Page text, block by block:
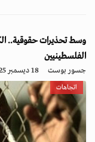
وسط تحذيرات حقوقية..
الفلسطينيين
جسور بوست 18 ديسمبر 2025 - 14:56
اتجاهات